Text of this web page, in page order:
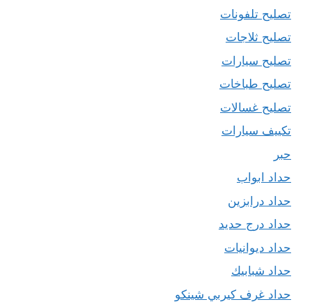
تصليح تلفونات
تصليح ثلاجات
تصليح سيارات
تصليح طباخات
تصليح غسالات
تكييف سيارات
حبر
حداد ابواب
حداد درابزين
حداد درج حديد
حداد ديوانيات
حداد شبابيك
حداد غرف كيربي شينكو